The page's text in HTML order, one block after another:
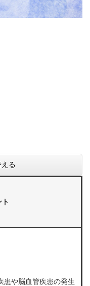
る
ト
患や脳血管疾患の発生